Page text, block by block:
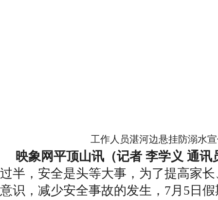
工作人员湛河边悬挂防溺水
映象网平顶山讯（记者 李学义 通讯
过半，安全是头等大事，为了提高家
意识，减少安全事故的发生，7月5日